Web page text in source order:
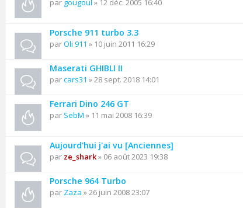
par gougoul » 12 déc. 2005 16:40
Porsche 911 turbo 3.3
parOli 911 » 10 juin 2011 16:29
Maserati GHIBLI II
parcars31 » 28 sept. 2018 14:01
Ferrari Dino 246 GT
par SebM » 11 mai 2008 16:39
Aujourd'hui j'ai vu [Anciennes]
par ze_shark» 06 août 2023 19:38
Porsche 964 Turbo
par Zaza » 26 juin 2008 23:07